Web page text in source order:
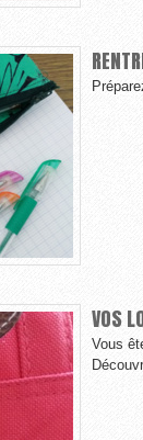
VOS
Vous